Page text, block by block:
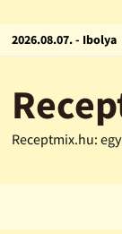
2026.08.07. - Ibolya
Receptmix.hu: